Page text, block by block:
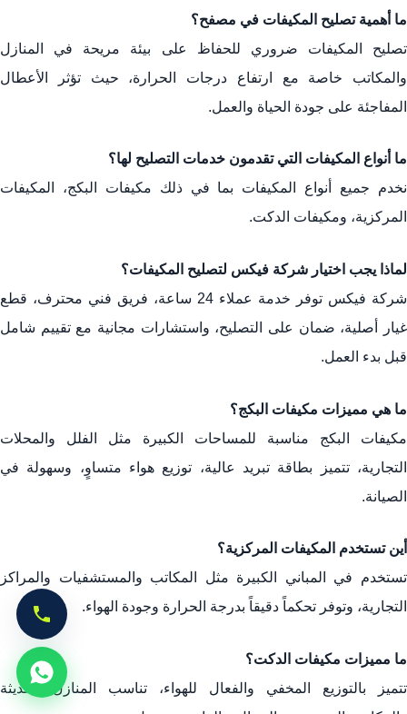
ما أهمية تصليح المكيفات في مصفح؟
تصليح المكيفات ضروري للحفاظ على بيئة مريحة في المنازل
والمكاتب خاصة مع ارتفاع درجات الحرارة، حيث تؤثر الأعطال
المفاجئة على جودة الحياة والعمل.
ما أنواع المكيفات التي تقدمون خدمات التصليح لها؟
نخدم جميع أنواع المكيفات بما في ذلك مكيفات البكج، المكيفات
المركزية، ومكيفات الدكت.
لماذا يجب اختيار شركة فيكس لتصليح المكيفات؟
شركة فيكس توفر خدمة عملاء 24 ساعة، فريق فني محترف، قطع
غيار أصلية، ضمان على التصليح، واستشارات مجانية مع تقييم شامل
قبل بدء العمل.
ما هي مميزات مكيفات البكج؟
مكيفات البكج مناسبة للمساحات الكبيرة مثل الفلل والمحلات
التجارية، تتميز بطاقة تبريد عالية، توزيع هواء متساوٍ، وسهولة في
الصيانة.
أين تستخدم المكيفات المركزية؟
تستخدم في المباني الكبيرة مثل المكاتب والمستشفيات والمراكز
التجارية، وتوفر تحكماً دقيقاً بدرجة الحرارة وجودة الهواء.
ما مميزات مكيفات الدكت؟
تتميز بالتوزيع المخفي والفعال للهواء، تناسب المنازل الحديثة